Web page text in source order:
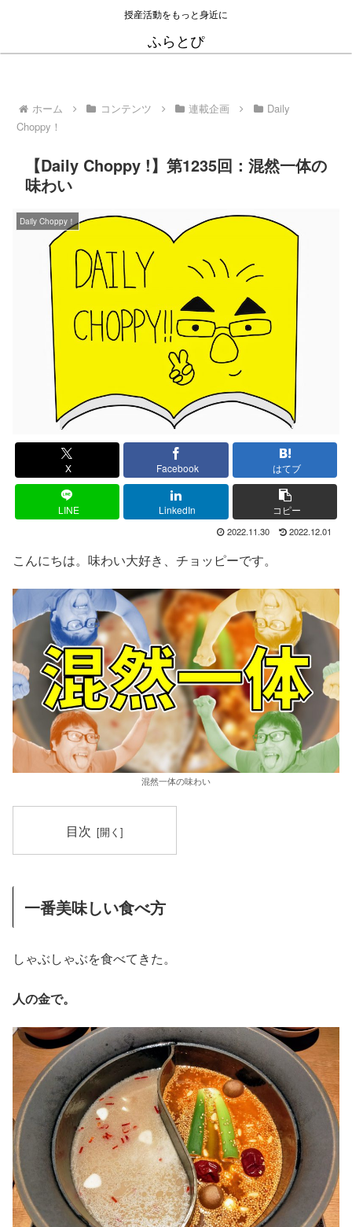
授産活動をもっと身近に
ふらとぴ
ホーム コンテンツ 連載企画
Daily
Choppy！
【Daily Choppy !】第1235回：混然一体の
味わい
Daily Choppy！
X Facebook はてブ
LINE LinkedIn コピー
2022.11.30 2022.12.01
こんにちは。味わい大好き、チョッピーです。
混然一体の味わい
目次
一番美味しい食べ方
しゃぶしゃぶを食べてきた。
人の金で。